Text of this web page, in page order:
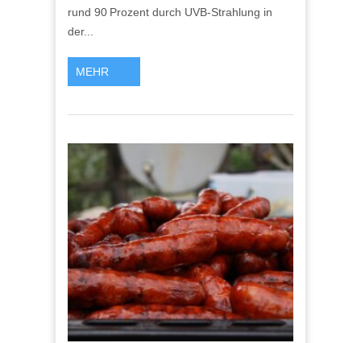
rund 90 Prozent durch UVB-Strahlung in
der...
MEHR